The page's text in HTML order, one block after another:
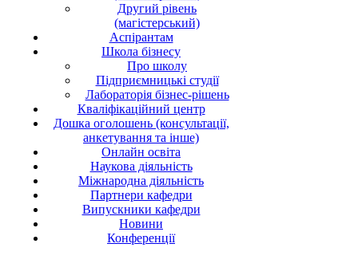
Другий рівень
(магістерський)
Аспірантам
Школа бізнесу
Про школу
Підприємницькі студії
Лабораторія бізнес-рішень
Кваліфікаційний центр
Дошка оголошень (консультації,
анкетування та інше)
Онлайн освіта
Наукова діяльність
Міжнародна діяльність
Партнери кафедри
Випускники кафедри
Новини
Конференції